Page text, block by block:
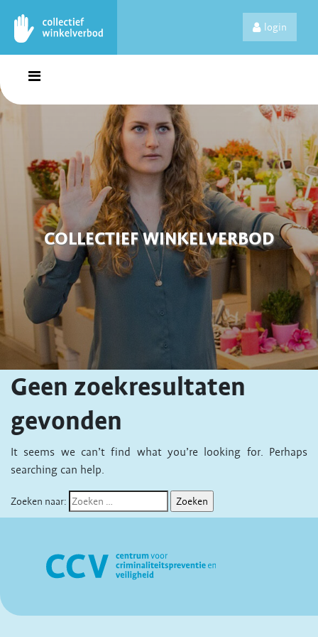
login
COLLECTIEF WINKELVERBOD
Geen zoekresultaten
gevonden
It seems we can’t find what you’re looking for. Perhaps
searching can help.
Zoeken naar: